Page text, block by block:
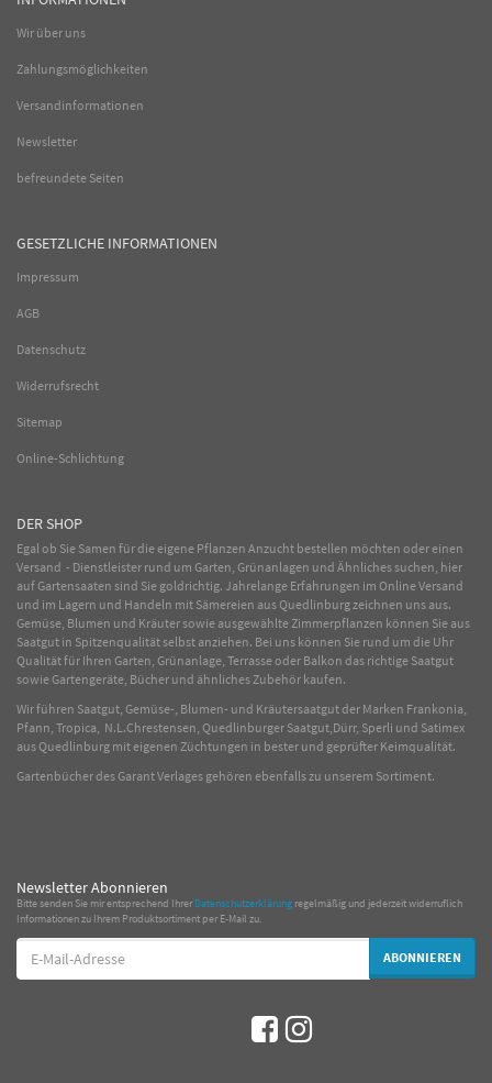
Wir über uns
Zahlungsmöglichkeiten
Versandinformationen
Newsletter
befreundete Seiten
GESETZLICHE INFORMATIONEN
Impressum
AGB
Datenschutz
Widerrufsrecht
Sitemap
Online-Schlichtung
DER SHOP
Egal ob Sie Samen für die eigene Pflanzen Anzucht bestellen möchten oder einen
Versand - Dienstleister rund um Garten, Grünanlagen und Ähnliches suchen, hier
auf Gartensaaten sind Sie goldrichtig. Jahrelange Erfahrungen im OnlineVersand
und im Lagern und Handeln mit Sämereien aus Quedlinburg zeichnen uns aus.
Gemüse, Blumen und Kräuter sowie ausgewählteZimmerpflanzen können Sie aus
Saatgut in Spitzenqualität selbst anziehen. Bei uns können Sie rund um die Uhr
Qualität für Ihren Garten, Grünanlage, Terrasse oder Balkon das richtige Saatgut
sowie Gartengeräte, Bücher und ähnliches Zubehör kaufen.
Wir führen Saatgut, Gemüse-, Blumen- und Kräutersaatgut der Marken Frankonia,
Pfann, Tropica, N.L.Chrestensen, Quedlinburger Saatgut,Dürr, Sperli und Satimex
aus Quedlinburg mit eigenen Züchtungen in bester und geprüfter Keimqualität.
Gartenbücher des Garant Verlages gehören ebenfalls zu unserem Sortiment.
Newsletter Abonnieren
Bitte senden Sie mir entsprechend IhrerDatenschutzerklärung regelmäßig und jederzeit widerruflich
Informationen zu Ihrem Produktsortiment per E-Mail zu.
E-
Mail-
Adresse
ABONNIEREN